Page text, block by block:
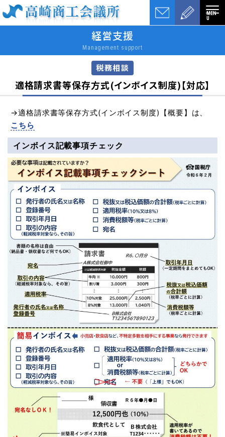
MEN
U
経営支援
Management support
税務相談
適格請求書等保存方式(インボイス制度)【対応】
→適格請求書等保存方式(インボイス制度)【概要】は、
こちら
インボイス記載事項チェック